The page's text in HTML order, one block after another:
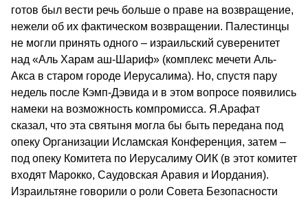
готов был вести речь больше о праве на возвращение,
нежели об их фактическом возвращении. Палестинцы
не могли принять одного – израильский суверенитет
над «Аль Харам аш-Шариф» (комплекс мечети Аль-
Акса в старом городе Иерусалима). Но, спустя пару
недель после Кэмп-Дэвида и в этом вопросе появились
намеки на возможность компромисса. Я.Арафат
сказал, что эта святыня могла бы быть передана под
опеку Организации Исламская Конференция, затем –
под опеку Комитета по Иерусалиму ОИК (в этот комитет
входят Марокко, Саудовская Аравия и Иордания).
Израильтяне говорили о роли Совета Безопасности